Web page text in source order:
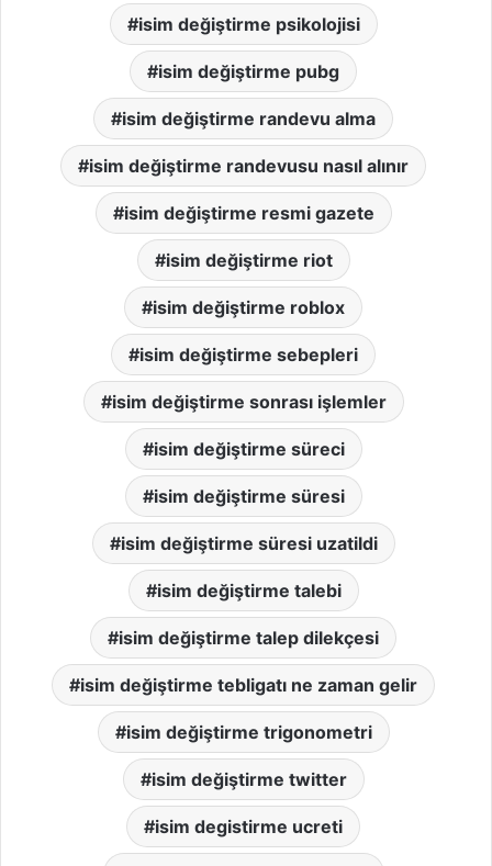
isim değiştirme psikolojisi
isim değiştirme pubg
isim değiştirme randevu alma
isim değiştirme randevusu nasıl alınır
isim değiştirme resmi gazete
isim değiştirme riot
isim değiştirme roblox
isim değiştirme sebepleri
isim değiştirme sonrası işlemler
isim değiştirme süreci
isim değiştirme süresi
isim değiştirme süresi uzatildi
isim değiştirme talebi
isim değiştirme talep dilekçesi
isim değiştirme tebligatı ne zaman gelir
isim değiştirme trigonometri
isim değiştirme twitter
isim degistirme ucreti